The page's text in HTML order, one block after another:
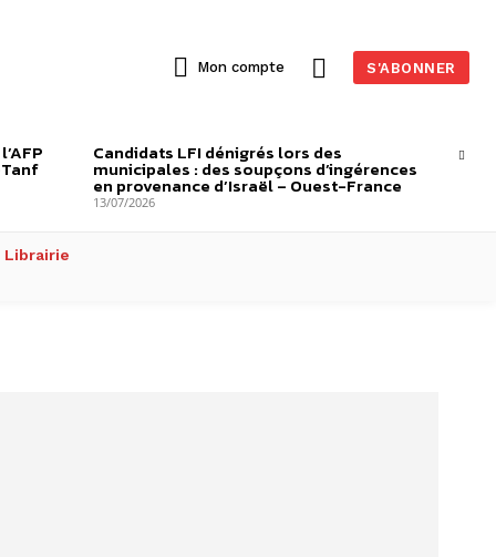
Mon compte S'ABONNER
Candidats LFI dénigrés lors des
municipales : des soupçons d’ingérences
en provenance d’Israël – Ouest-France
13/07/2026
Librairie